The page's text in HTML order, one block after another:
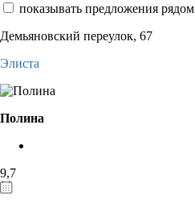
показывать предложения рядом
Демьяновский переулок, 67
Элиста
Полина
9,7